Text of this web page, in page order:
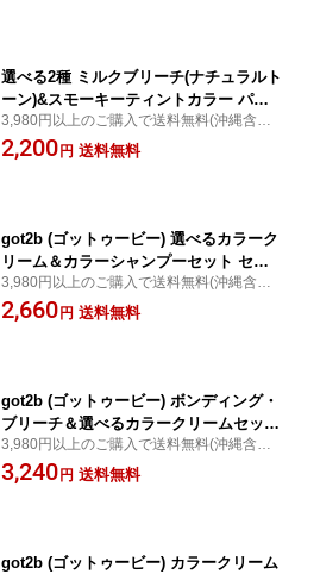
選べる2種 ミルクブリーチ(ナチュラルト
ーン)&スモーキーティントカラー パル
ティ(Palty) ダリヤ(DARIYA)【送料込】
3,980円以上のご購入で送料無料(沖縄含む)/
土日祝日発送：
2,200円 送料無料
got2b (ゴットゥービー) 選べるカラーク
リーム＆カラーシャンプーセット セル
フカラー 色落ち対策 派手髪 おしゃれ染
め ヘンケル Schwarzkopf【送料込(北海
3,980円以上のご購入で送料無料(沖縄含む)/
土日祝日発送：
2,660円 送料無料
got2b (ゴットゥービー) ボンディング・
ブリーチ＆選べるカラークリームセット
派手髪 おしゃれ染め ヘアカラー セルフ
カラー ヘンケル Schwarzkopf【送料込
3,980円以上のご購入で送料無料(沖縄含む)/
土日祝日発送：
3,240円 送料無料
got2b (ゴットゥービー) カラークリーム